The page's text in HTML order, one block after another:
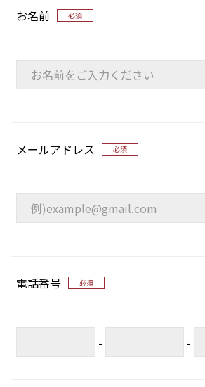
お名前 必須
メールアドレス 必須
電話番号 必須
- -